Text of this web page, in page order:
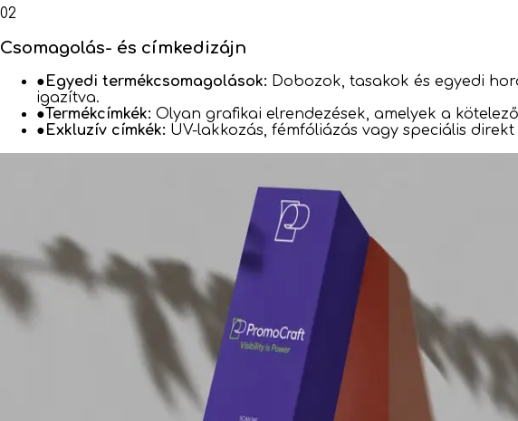
02
Csomagolás- és címkedizájn
●Egyedi termékcsomagolások: Dobozok, tasakok és egyedi
igazítva.
● Termékcímkék: Olyan grafikai elrendezések, amelyek a
●Exkluzív címkék: UV-lakkozás, fémfóliázás vagy speciális